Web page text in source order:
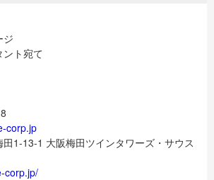
ジ
ント宛て
corp.jp
1-13-1 大阪梅田ツインタワーズ・サウス
corp.jp/